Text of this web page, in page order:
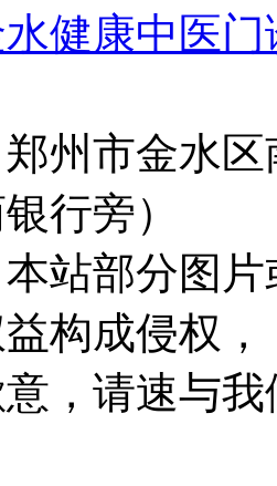
健康中医
州市金水
行旁）
站部分图
构成侵权，
，请速与